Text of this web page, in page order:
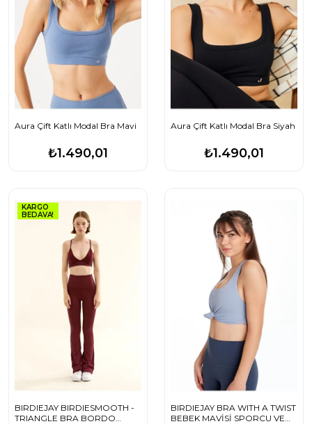
Aura Çift Katlı Modal Bra Mavi
₺1.490,01
Aura Çift Katlı Modal Bra Siyah
₺1.490,01
KARGO
BEDAVA!
BIRDIEJAY BIRDIESMOOTH -
TRIANGLE BRA BORDO
BIRDIEJAY BRA WITH A TWIST
BEBEK MAVİSİ SPORCU VE